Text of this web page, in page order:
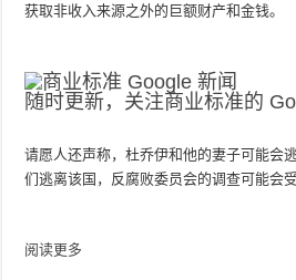
获取非收入来源之外的巨额财产和金钱。
随时更新，关注商业标准的
请愿人还声称，杜乔伊和他的妻子可能会
们逃离该国，反腐败委员会的调查可能会
阅读更多